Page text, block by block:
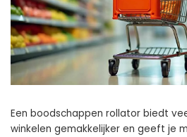
Een boodschappen rollator biedt
winkelen gemakkelijker en geeft je